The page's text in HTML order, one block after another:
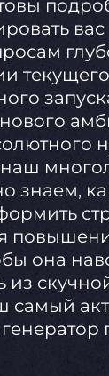
знаем,
она
из
самый